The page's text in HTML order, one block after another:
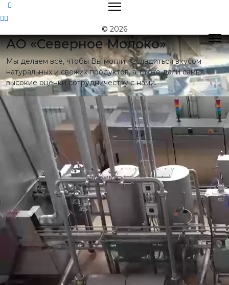
© 2026
Контакты
Поиск
Контактная
информация
E-mail: nord@milk35.ru
8 (800) 550-53-35 Звонок по РФ
бесплатный
Приемная:(81755) 2-16-38
Отдел продаж: (81755) 2-18-62
(81755) 2-07-13
Производство, лаборатория:
(81755) 2-10-14
Контакты отделов
АО «Северное Молоко»
Мы делаем всё, чтобы Вы могли насладиться вкусом
натуральных и свежих продуктов, а также дали самые
высокие оценки сотрудничеству с нами.